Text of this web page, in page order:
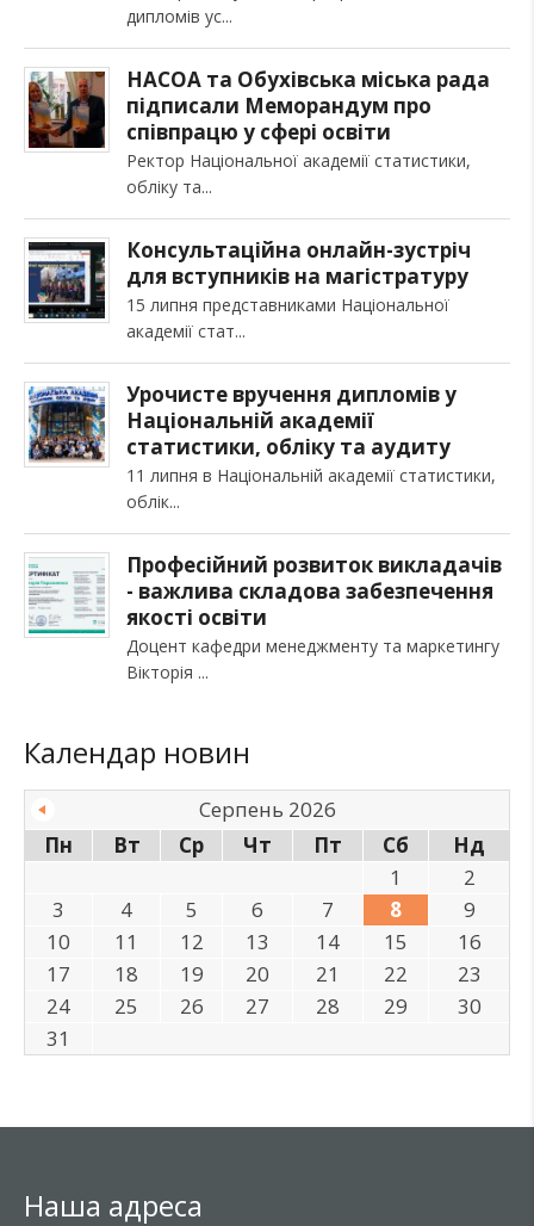
дипломів ус
НАСОА та Обухівська міська рада
підписали Меморандум про
співпрацю у сфері освіти
Ректор Національної академії статистики,
обліку та
Консультаційна онлайн-зустріч
для вступників на магістратуру
15 липня представниками Національної
академії стат
Урочисте вручення дипломів у
Національній академії
статистики, обліку та аудиту
11 липня в Національній академії статистики,
облік
Професійний розвиток викладачів
- важлива складова забезпечення
якості освіти
Доцент кафедри менеджменту та маркетингу
Вікторія
Календар новин
Серпень 2026
Пн
Вт Ср Чт Пт Сб
Нд
1
2
3
4 5 6 7 8
9
10
11 12 13 14 15
16
17
18 19 20 21 22
23
24
25 26 27 28 29
30
31
Наша адреса